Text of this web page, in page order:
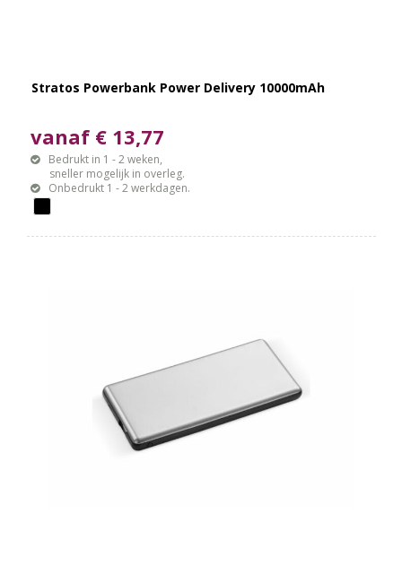
Stratos Powerbank Power Delivery 10000mAh
vanaf € 13,77
Bedrukt in 1 - 2 weken,
sneller mogelijk in overleg.
Onbedrukt 1 - 2 werkdagen.